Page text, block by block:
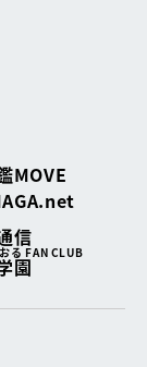
MOVE
信
る FAN CLUB
園